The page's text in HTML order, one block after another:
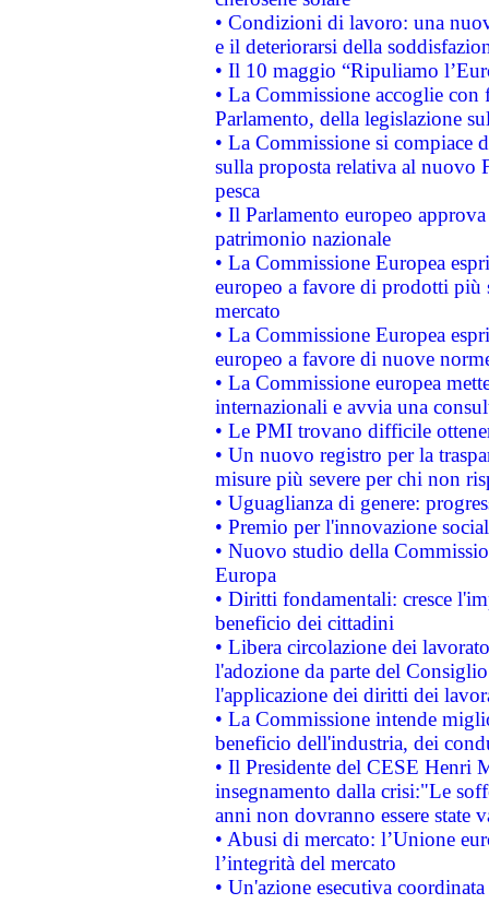
• Condizioni di lavoro: una
e il deteriorarsi della
• Il 10 maggio “Ripuliamo
• La Commissione accoglie
Parlamento, della legislazione
• La Commissione si compiace
sulla proposta relativa al nuovo
pesca
• Il Parlamento europeo
patrimonio nazionale
• La Commissione Europea
europeo a favore di prodotti
mercato
• La Commissione Europea
europeo a favore di nuove
• La Commissione europea
internazionali e avvia una
• Le PMI trovano difficile
• Un nuovo registro per la
misure più severe per chi non
• Uguaglianza di genere:
• Premio per l'innovazione
• Nuovo studio della
Europa
• Diritti fondamentali: cresce
beneficio dei cittadini
• Libera circolazione dei
l'adozione da parte del
l'applicazione dei diritti dei
• La Commissione intende
beneficio dell'industria, dei
• Il Presidente del CESE Henri
insegnamento dalla crisi:"Le
anni non dovranno essere state
• Abusi di mercato: l’Unione
l’integrità del mercato
• Un'azione esecutiva